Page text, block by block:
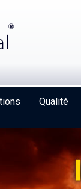
Qualité